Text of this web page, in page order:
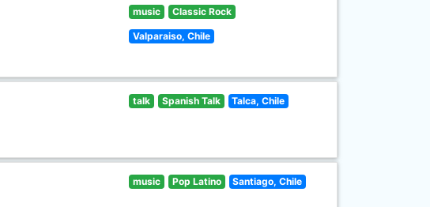
music Classic Rock
Valparaiso, Chile
talk Spanish Talk Talca, Chile
music Pop Latino Santiago, Chile